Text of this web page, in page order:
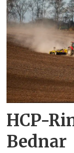
HCP-
Bednar